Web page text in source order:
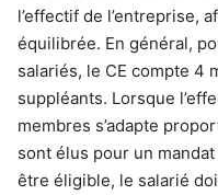
l’effectif de l’entreprise,
équilibrée. En général,
salariés, le CE compte 4
suppléants. Lorsque
membres s’adapte
sont élus pour un
être éligible, le salarié